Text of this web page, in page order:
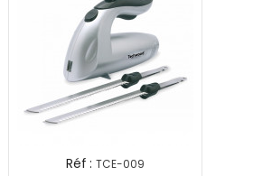
Réf : TCE-009